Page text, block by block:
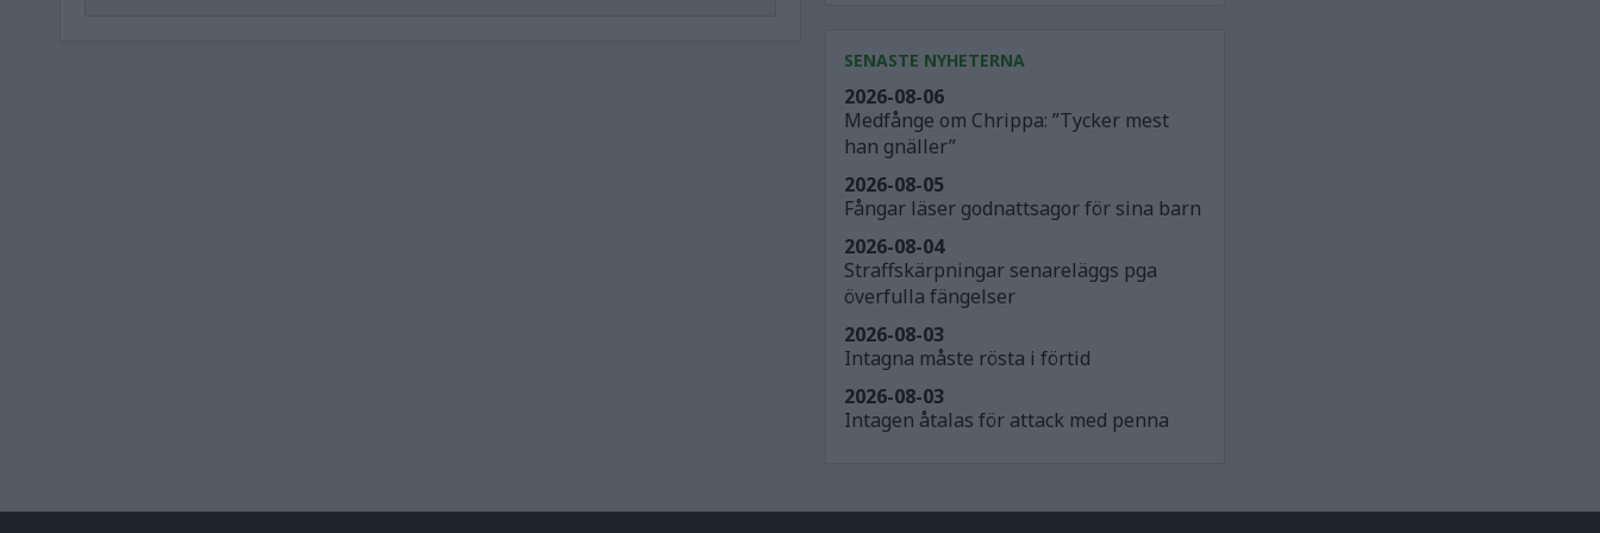
SENASTE NYHETERNA
Medfånge om Chrippa: ”Tycker mest
han gnäller”
2026-08-06
Fångar läser godnattsagor för sina barn
2026-08-05
Straffskärpningar senareläggs pga
överfulla fängelser
2026-08-04
Intagna måste rösta i förtid
2026-08-03
Intagen åtalas för attack med penna
2026-08-03